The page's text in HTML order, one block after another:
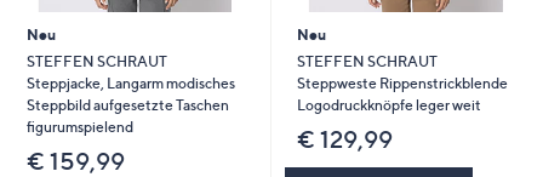
Neu
STEFFEN SCHRAUT
Steppjacke, Langarm modisches
Steppbild aufgesetzte Taschen
figurumspielend
€ 159,99
Neu
STEFFEN SCHRAUT
Steppweste Rippenstrickblende
Logodruckknöpfe leger weit
€ 129,99